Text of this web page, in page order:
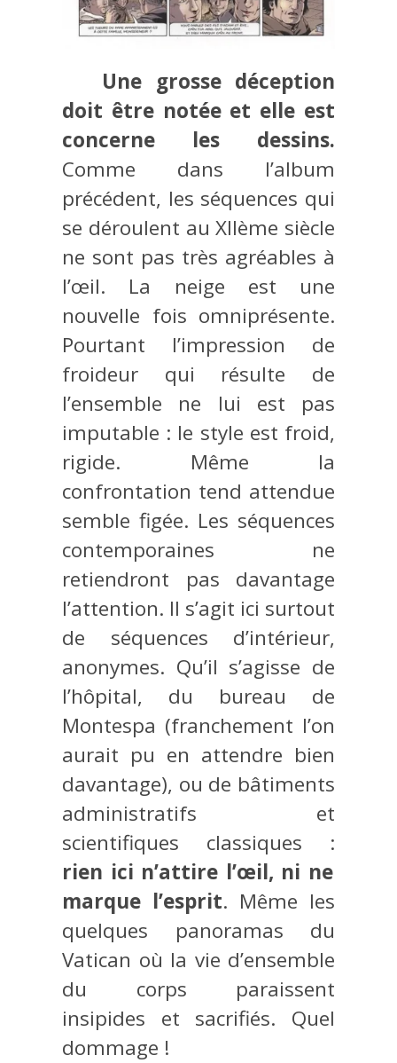
Une grosse déception
doit être notée et elle est
concerne les dessins.
Comme dans l’album
précédent, les séquences qui
se déroulent au XIIème siècle
ne sont pas très agréables à
l’œil. La neige est une
nouvelle fois omniprésente.
Pourtant l’impression de
froideur qui résulte de
l’ensemble ne lui est pas
imputable : le style est froid,
rigide. Même la
confrontation tend attendue
semble figée. Les séquences
contemporaines ne
retiendront pas davantage
l’attention. Il s’agit ici surtout
de séquences d’intérieur,
anonymes. Qu’il s’agisse de
l’hôpital, du bureau de
Montespa (franchement l’on
aurait pu en attendre bien
davantage), ou de bâtiments
administratifs et
scientifiques classiques :
rien ici n’attire l’œil, ni ne
marque l’esprit. Même les
quelques panoramas du
Vatican où la vie d’ensemble
du corps paraissent
insipides et sacrifiés. Quel
dommage !